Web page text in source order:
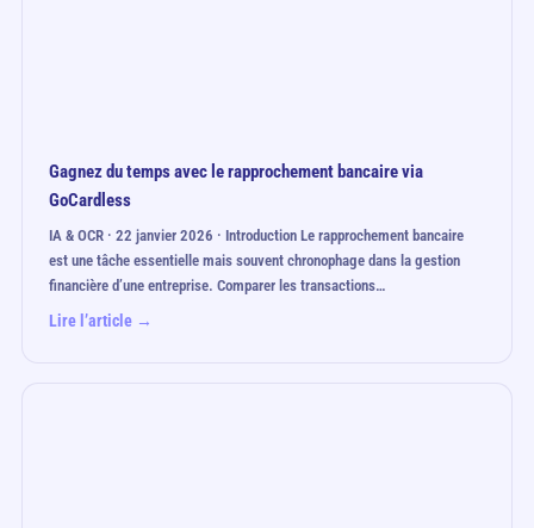
Gagnez du temps avec le rapprochement bancaire via
GoCardless
IA & OCR · 22 janvier 2026 · Introduction Le rapprochement bancaire
est une tâche essentielle mais souvent chronophage dans la gestion
financière d’une entreprise. Comparer les transactions…
Lire l’article →